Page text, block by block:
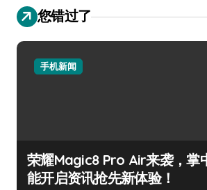
您错过了
手机新闻
荣耀Magic8 Pro Air来袭，掌
能开启资讯抢先新体验！